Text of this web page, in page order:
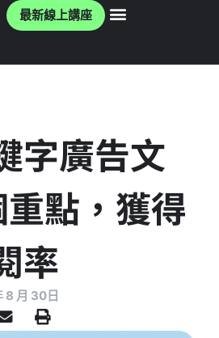
最新線上講座
字廣告文
點，獲得
率
8 月 30日